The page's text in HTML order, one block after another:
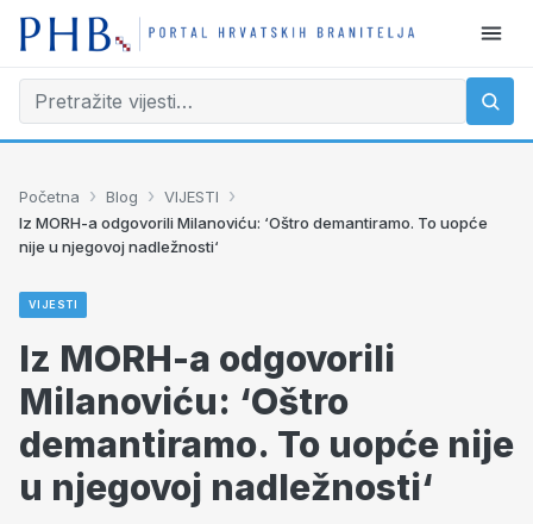
Početna › Blog › VIJESTI ›
Iz MORH-a odgovorili Milanoviću: ‘Oštro demantiramo. To uopće
nije u njegovoj nadležnosti‘
VIJESTI
Iz MORH-a odgovorili
Milanoviću: ‘Oštro
demantiramo. To uopće nije
u njegovoj nadležnosti‘